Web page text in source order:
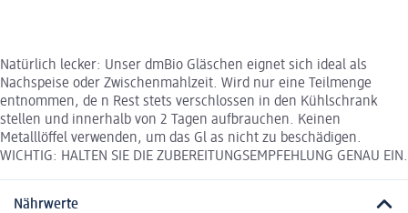
Natürlich lecker: Unser dmBio Gläschen eignet sich ideal als
Nachspeise oder Zwischenmahlzeit. Wird nur eine Teilmenge
entnommen, de n Rest stets verschlossen in den Kühlschrank
stellen und innerhalb von 2 Tagen aufbrauchen. Keinen
Metalllöffel verwenden, um das Gl as nicht zu beschädigen.
WICHTIG: HALTEN SIE DIE ZUBEREITUNGSEMPFEHLUNG GENAU EIN.
Nährwerte